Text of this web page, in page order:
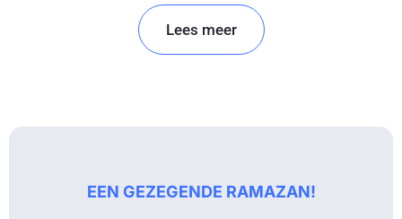
Lees meer
EEN GEZEGENDE RAMAZAN!